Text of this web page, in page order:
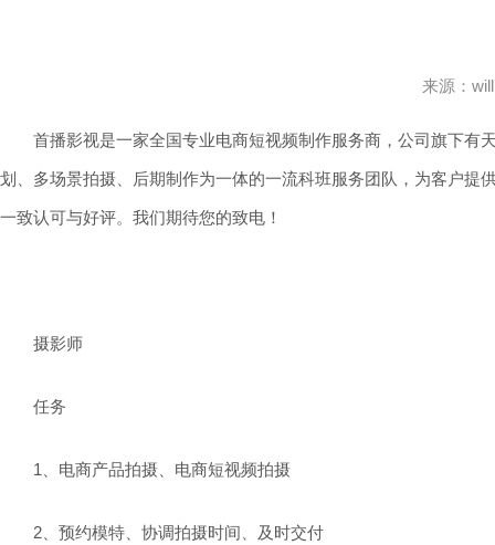
来源：
首播影视是一家全国专业电商短视频制作服务商，公司旗下有
划、多场景拍摄、后期制作为一体的一流科班服务团队，为客户
一致认可与好评。我们期待您的致电！
摄影师
任务
1、电商产品拍摄、电商短视频拍摄
2、预约模特、协调拍摄时间、及时交付